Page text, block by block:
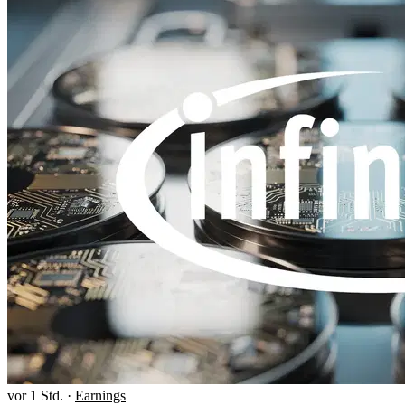
vor 1 Std. · Earnings